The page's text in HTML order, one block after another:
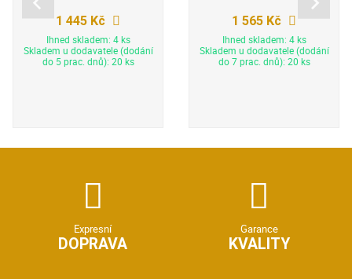
1 445 Kč
Ihned skladem: 4 ks
Skladem u dodavatele (dodání
do 5 prac. dnů): 20 ks
1 565 Kč
Ihned skladem: 4 ks
Skladem u dodavatele (dodání
do 7 prac. dnů): 20 ks
Expresní
DOPRAVA
Garance
KVALITY